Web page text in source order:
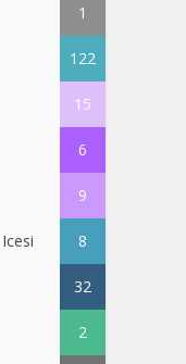
1
122
15
6
9
8
32
2